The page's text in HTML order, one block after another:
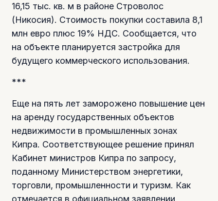
16,15 тыс. кв. м в районе Строволос
(Никосия). Стоимость покупки составила 8,1
млн евро плюс 19% НДС. Сообщается, что
на объекте планируется застройка для
будущего коммерческого использования.
***
Еще на пять лет заморожено повышение цен
на аренду государственных объектов
недвижимости в промышленных зонах
Кипра. Соответствующее решение принял
Кабинет министров Кипра по запросу,
поданному Министерством энергетики,
торговли, промышленности и туризм. Как
отмечается в официальном заявлении